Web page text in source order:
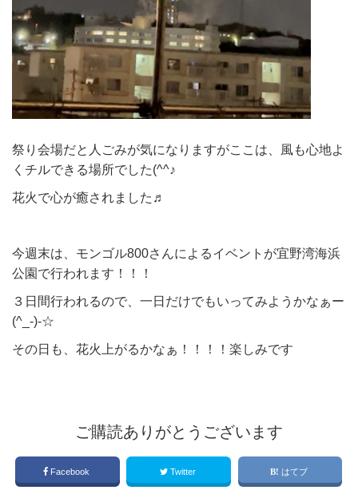
祭り会場だと人ごみが気になりますがここは、風も心地よ
くチルできる場所でした(^^♪
花火で心が癒されました♬
今週末は、モンゴル800さんによるイベントが宜野湾海浜
公園で行われます！！！
３日間行われるので、一日だけでもいってみようかなぁー
(^_-)-☆
その日も、花火上がるかなぁ！！！！楽しみです
ご購読ありがとうございます
Facebook Twitter はてブ